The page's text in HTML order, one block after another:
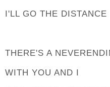
I'LL GO THE DISTANCE
THERE'S A
WITH YOU AND I